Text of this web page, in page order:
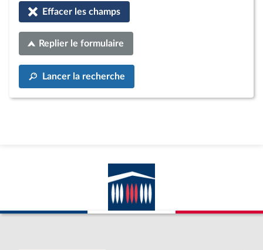
Effacer les champs
Replier le formulaire
Lancer la recherche